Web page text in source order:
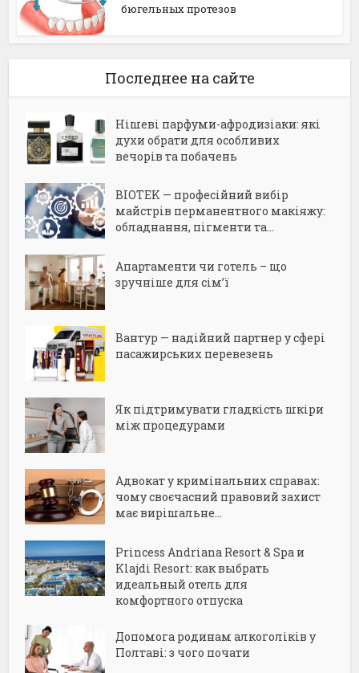
бюгельных протезов
Последнее на сайте
Нішеві парфуми-афродизіаки: які
духи обрати для особливих
вечорів та побачень
BIOTEK — професійний вибір
майстрів перманентного макіяжу:
обладнання, пігменти та...
Апартаменти чи готель – що
зручніше для сім’ї
Вантур — надійний партнер у сфері
пасажирських перевезень
Як підтримувати гладкість шкіри
між процедурами
Адвокат у кримінальних справах:
чому своєчасний правовий захист
має вирішальне...
Princess Andriana Resort & Spa и
Klajdi Resort: как выбрать
идеальный отель для
комфортного отпуска
Допомога родинам алкоголіків у
Полтаві: з чого почати